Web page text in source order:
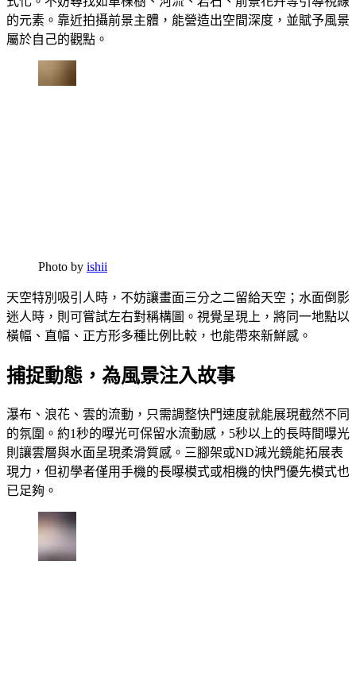
的元素。靠近拍攝前景主體，能營造出空間深度，並賦予風景
屬於自己的觀點。
Photo by ishii
天空特別吸引人時，不妨讓畫面三分之二留給天空；水面倒影
迷人時，則可嘗試左右對稱構圖。視覺呈現上，將同一地點以
橫幅、直幅、正方形多種比例比較，也能帶來新鮮感。
捕捉動態，為風景注入故事
瀑布、浪花、雲的流動，只需調整快門速度就能展現截然不同
的氛圍。約1秒的曝光可保留水流動感，5秒以上的長時間曝光
則讓雲層與水面呈現柔滑質感。三腳架或ND減光鏡能拓展表
現力，但初學者僅用手機的長曝模式或相機的快門優先模式也
已足夠。